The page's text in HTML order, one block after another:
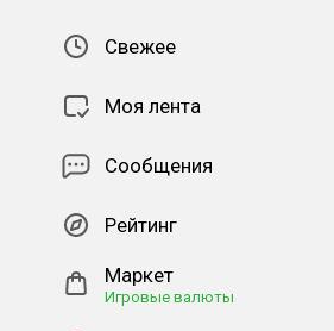
Свежее
Моя лента
Сообщения
Рейтинг
Маркет
Игровые валюты